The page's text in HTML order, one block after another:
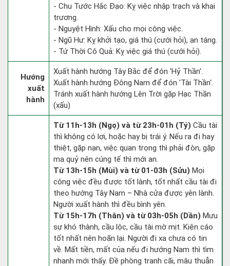
- Chu Tước Hắc Đạo: Kỵ việc nhập trạch và khai
trương.
- Nguyệt Hình: Xấu cho mọi công việc.
- Ngũ Hư: Kỵ khởi tạo, giá thú (cưới hỏi), an táng.
- Tứ Thời Cô Quả: Kỵ việc giá thú (cưới hỏi).
Hướng
xuất
hành
Xuất hành hướng Tây Bắc để đón 'Hỷ Thần'.
Xuất hành hướng Đông Nam để đón 'Tài Thần'.
Tránh xuất hành hướng Lên Trời gặp Hạc Thần
(xấu)
Từ 11h-13h (Ngọ) và từ 23h-01h (Tý) Cầu tài
thì không có lợi, hoặc hay bị trái ý. Nếu ra đi hay
thiệt, gặp nạn, việc quan trọng thì phải đòn, gặp
ma quỷ nên cúng tế thì mới an.
Từ 13h-15h (Mùi) và từ 01-03h (Sửu) Mọi
công việc đều được tốt lành, tốt nhất cầu tài đi
theo hướng Tây Nam – Nhà cửa được yên lành.
Người xuất hành thì đều bình yên.
Từ 15h-17h (Thân) và từ 03h-05h (Dần) Mưu
sự khó thành, cầu lộc, cầu tài mờ mịt. Kiện cáo
tốt nhất nên hoãn lại. Người đi xa chưa có tin
về. Mất tiền, mất của nếu đi hướng Nam thì tìm
nhanh mới thấy. Đề phòng tranh cãi, mâu thuẫn